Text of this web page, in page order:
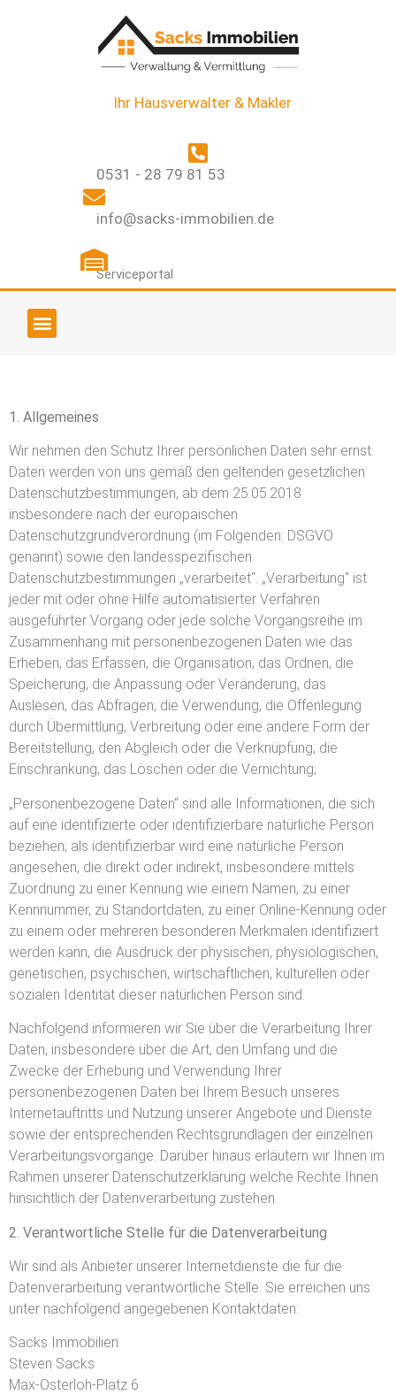
Ihr Hausverwalter & Makler
0531 - 28 79 81 53
info@sacks-immobilien.de
Serviceportal
1. Allgemeines
Wir nehmen den Schutz Ihrer persönlichen Daten sehr ernst.
Daten werden von uns gemäß den geltenden gesetzlichen
Datenschutzbestimmungen, ab dem 25.05.2018
insbesondere nach der europäischen
Datenschutzgrundverordnung (im Folgenden: DSGVO
genannt) sowie den landesspezifischen
Datenschutzbestimmungen „verarbeitet“. „Verarbeitung“ ist
jeder mit oder ohne Hilfe automatisierter Verfahren
ausgeführter Vorgang oder jede solche Vorgangsreihe im
Zusammenhang mit personenbezogenen Daten wie das
Erheben, das Erfassen, die Organisation, das Ordnen, die
Speicherung, die Anpassung oder Veränderung, das
Auslesen, das Abfragen, die Verwendung, die Offenlegung
durch Übermittlung, Verbreitung oder eine andere Form der
Bereitstellung, den Abgleich oder die Verknüpfung, die
Einschränkung, das Löschen oder die Vernichtung;
„Personenbezogene Daten“ sind alle Informationen, die sich
auf eine identifizierte oder identifizierbare natürliche Person
beziehen; als identifizierbar wird eine natürliche Person
angesehen, die direkt oder indirekt, insbesondere mittels
Zuordnung zu einer Kennung wie einem Namen, zu einer
Kennnummer, zu Standortdaten, zu einer Online-Kennung oder
zu einem oder mehreren besonderen Merkmalen identifiziert
werden kann, die Ausdruck der physischen, physiologischen,
genetischen, psychischen, wirtschaftlichen, kulturellen oder
sozialen Identität dieser natürlichen Person sind.
Nachfolgend informieren wir Sie über die Verarbeitung Ihrer
Daten, insbesondere über die Art, den Umfang und die
Zwecke der Erhebung und Verwendung Ihrer
personenbezogenen Daten bei Ihrem Besuch unseres
Internetauftritts und Nutzung unserer Angebote und Dienste
sowie der entsprechenden Rechtsgrundlagen der einzelnen
Verarbeitungsvorgänge. Darüber hinaus erläutern wir Ihnen im
Rahmen unserer Datenschutzerklärung welche Rechte Ihnen
hinsichtlich der Datenverarbeitung zustehen.
2. Verantwortliche Stelle für die Datenverarbeitung
Wir sind als Anbieter unserer Internetdienste die für die
Datenverarbeitung verantwortliche Stelle. Sie erreichen uns
unter nachfolgend angegebenen Kontaktdaten:
Sacks Immobilien
Steven Sacks
Max-Osterloh-Platz 6